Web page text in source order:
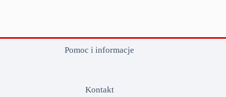
Pomoc i informacje
Kontakt